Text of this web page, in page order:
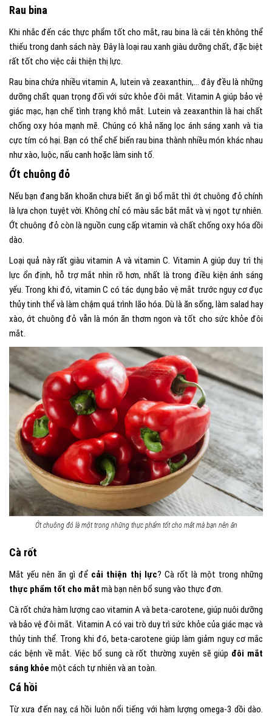
Rau bina
Khi nhắc đến các thực phẩm tốt cho mắt, rau bina là cái tên không thể
thiếu trong danh sách này. Đây là loại rau xanh giàu dưỡng chất, đặc biệt
rất tốt cho việc cải thiện thị lực.
Rau bina chứa nhiều vitamin A, lutein và zeaxanthin,… đây đều là những
dưỡng chất quan trọng đối với sức khỏe đôi mắt. Vitamin A giúp bảo vệ
giác mạc, hạn chế tình trạng khô mắt. Lutein và zeaxanthin là hai chất
chống oxy hóa mạnh mẽ. Chúng có khả năng lọc ánh sáng xanh và tia
cực tím có hại. Bạn có thể chế biến rau bina thành nhiều món khác nhau
như xào, luộc, nấu canh hoặc làm sinh tố.
Ớt chuông đỏ
Nếu bạn đang băn khoăn chưa biết ăn gì bổ mắt thì ớt chuông đỏ chính
là lựa chọn tuyệt vời. Không chỉ có màu sắc bắt mắt và vị ngọt tự nhiên.
Ớt chuông đỏ còn là nguồn cung cấp vitamin và chất chống oxy hóa dồi
dào.
Loại quả này rất giàu vitamin A và vitamin C. Vitamin A giúp duy trì thị
lực ổn định, hỗ trợ mắt nhìn rõ hơn, nhất là trong điều kiện ánh sáng
yếu. Trong khi đó, vitamin C có tác dụng bảo vệ mắt trước nguy cơ đục
thủy tinh thể và làm chậm quá trình lão hóa. Dù là ăn sống, làm salad hay
xào, ớt chuông đỏ vẫn là món ăn thơm ngon và tốt cho sức khỏe đôi
mắt.
Ớt chuông đỏ là một trong những thực phẩm tốt cho mắt mà bạn nên ăn
Cà rốt
Mắt yếu nên ăn gì để cải thiện thị lực? Cà rốt là một trong những
thực phẩm tốt cho mắt mà bạn nên bổ sung vào thực đơn.
Cà rốt chứa hàm lượng cao vitamin A và beta-carotene, giúp nuôi dưỡng
và bảo vệ đôi mắt. Vitamin A có vai trò duy trì sức khỏe của giác mạc và
thủy tinh thể. Trong khi đó, beta-carotene giúp làm giảm nguy cơ mắc
các bệnh về mắt. Việc bổ sung cà rốt thường xuyên sẽ giúp đôi mắt
sáng khỏe một cách tự nhiên và an toàn.
Cá hồi
Từ xưa đến nay, cá hồi luôn nổi tiếng với hàm lượng omega-3 dồi dào.